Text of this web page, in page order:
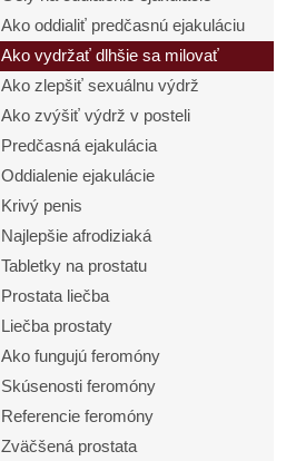
Ako oddialiť predčasnú ejakuláciu
Ako vydržať dlhšie sa milovať
Ako zlepšiť sexuálnu výdrž
Ako zvýšiť výdrž v posteli
Predčasná ejakulácia
Oddialenie ejakulácie
Krivý penis
Najlepšie afrodiziaká
Tabletky na prostatu
Prostata liečba
Liečba prostaty
Ako fungujú feromóny
Skúsenosti feromóny
Referencie feromóny
Zväčšená prostata